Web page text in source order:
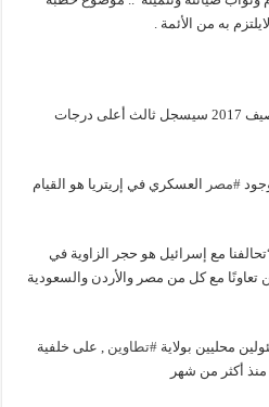
به من الأئمة .
* منظمة علماء الأرصاد العالمية: صيف 2017 سيسجل ثالث أعلى درجات
#مصر
العسكري في إريتريا هو القيام
مع إسرائيل هو حجر الزاوية في
مع كل من مصر والأردن والسعودية
محليين بولاية#تطاوين , على خلفية
منذ أكثر من شهر